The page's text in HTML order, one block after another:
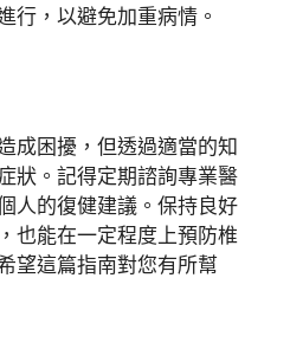
行，以避免加重病情。
成困擾，但透過適當的知
狀。記得定期諮詢專業醫
人的復健建議。保持良好
也能在一定程度上預防椎
望這篇指南對您有所幫